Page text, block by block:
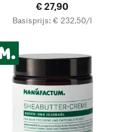
€ 27,90
Basisprijs: € 232,50/l